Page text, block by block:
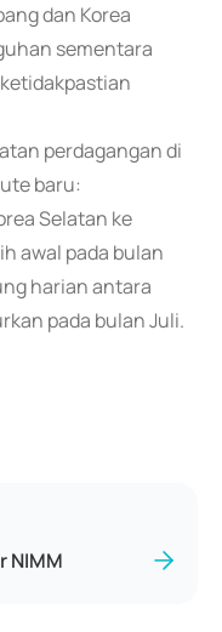
dan Korea
sementara
perdagangan di
baru:
Selatan ke
awal pada bulan
harian antara
pada bulan Juli.
NIMM